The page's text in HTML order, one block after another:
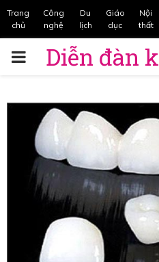
Trang
chủ
Công
nghệ
Du
lịch
Giáo
dục
Nội
thất
PRIMARYDiễn đàn